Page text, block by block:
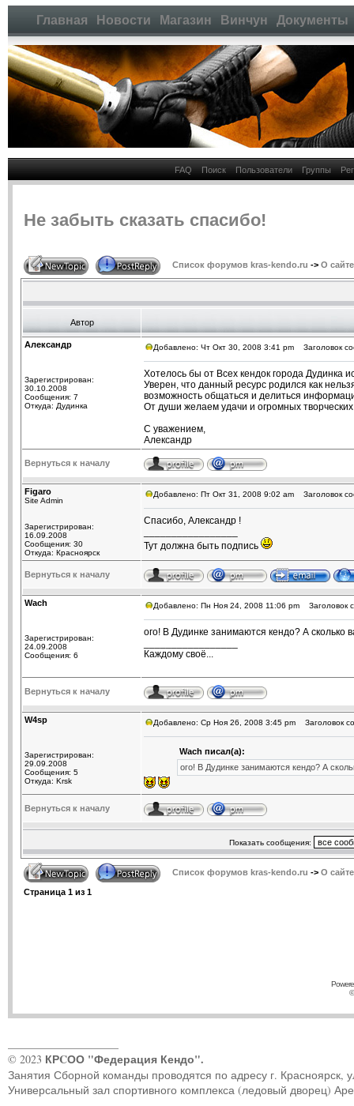
Главная Новости Магазин Винчун Документы
FAQ Поиск Пользователи Группы
Не забыть сказать спасибо!
Список форумов kras-kendo.ru -> О сайте
Автор
Александр
Зарегистрирован:
30.10.2008
Сообщения: 7
Откуда: Дудинка
Добавлено: Чт Окт 30, 2008 3:41 pm Заголовок
Хотелось бы от Всех кендок города Дудинка
Уверен, что данный ресурс родился как
возможность общаться и делиться
От души желаем удачи и огромных творческих
С уважением,
Александр
Вернуться к началу
Figaro
Site Admin
Зарегистрирован:
16.09.2008
Сообщения: 30
Откуда: Красноярск
Добавлено: Пт Окт 31, 2008 9:02 am Заголовок
Спасибо, Александр !
Тут должна быть подпись
Вернуться к началу
Wach
Зарегистрирован:
24.09.2008
Сообщения: 6
Добавлено: Пн Ноя 24, 2008 11:06 pm Заголовок
ого! В Дудинке занимаются кендо? А сколько
Каждому своё...
Вернуться к началу
W4sp
Зарегистрирован:
29.09.2008
Сообщения: 5
Откуда: Krsk
Добавлено: Ср Ноя 26, 2008 3:45 pm Заголовок
Wach писал(а):
ого! В Дудинке занимаются кендо? А
Вернуться к началу
Показать сообщения:
Список форумов kras-kendo.ru -> О сайте
Страница 1 из 1
© 2023 КРCОО "Федерация Кендо".
Занятия Сборной команды проводятся по адресу г. Красноярск,
Универсальный зал спортивного комплекса (ледовый дворец)